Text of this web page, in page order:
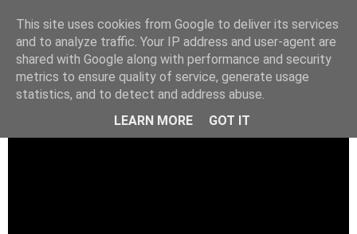
This site uses cookies from Google to deliver its services
and to analyze traffic. Your IP address and user-agent are
shared with Google along with performance and security
metrics to ensure quality of service, generate usage
statistics, and to detect and address abuse.
LEARN MORE
GOT IT